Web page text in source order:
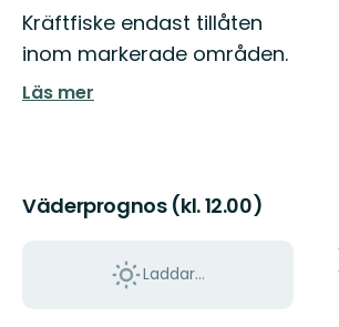
Beskrivning
Kräftfiske endast tillåten
inom markerade områden.
Läs mer
Väderprognos (kl. 12.00)
Laddar...